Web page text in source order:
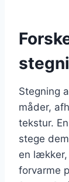
Stegning
måder,
tekstur.
stege
en
forvarme